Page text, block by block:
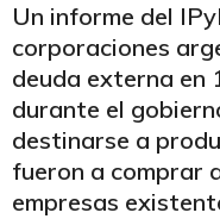
Un informe del
corporaciones
deuda externa en
durante el
destinarse a
fueron a comprar
empresas